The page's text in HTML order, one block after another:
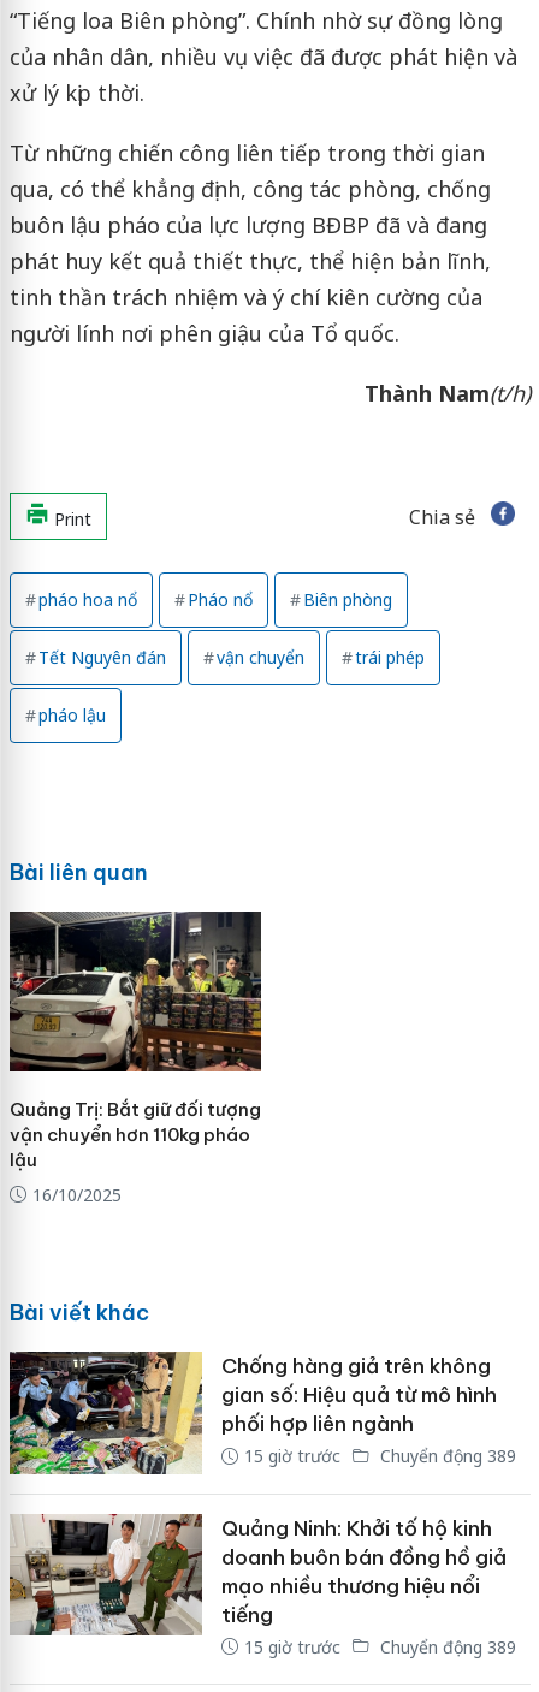
“Tiếng loa Biên phòng”. Chính nhờ sự đồng lòng
của nhân dân, nhiều vụ việc đã được phát hiện và
xử lý kịp thời.
Từ những chiến công liên tiếp trong thời gian
qua, có thể khẳng định, công tác phòng, chống
buôn lậu pháo của lực lượng BĐBP đã và đang
phát huy kết quả thiết thực, thể hiện bản lĩnh,
tinh thần trách nhiệm và ý chí kiên cường của
người lính nơi phên giậu của Tổ quốc.
Thành Nam(t/h)
Print Chia sẻ
pháo hoa nổ Pháo nổ Biên phòng
Tết Nguyên đán vận chuyển trái phép
pháo lậu
Bài liên quan
Quảng Trị: Bắt giữ đối tượng
vận chuyển hơn 110kg pháo
lậu
16/10/2025
Bài viết khác
Chống hàng giả trên không
gian số: Hiệu quả từ mô hình
phối hợp liên ngành
15 giờ trước Chuyển động 389
Quảng Ninh: Khởi tố hộ kinh
doanh buôn bán đồng hồ giả
mạo nhiều thương hiệu nổi
tiếng
15 giờ trước Chuyển động 389